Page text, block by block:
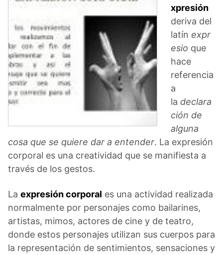
xpresión
deriva del
latín expr
esio que
hace
referencia
a
la declara
ción de
alguna
cosa que se quiere dar a entender. La expresión
corporal es una creatividad que se manifiesta a
través de los gestos.
La expresión corporal es una actividad realizada
normalmente por personajes como bailarines,
artistas, mimos, actores de cine y de teatro,
donde estos personajes utilizan sus cuerpos para
la representación de sentimientos, sensaciones y